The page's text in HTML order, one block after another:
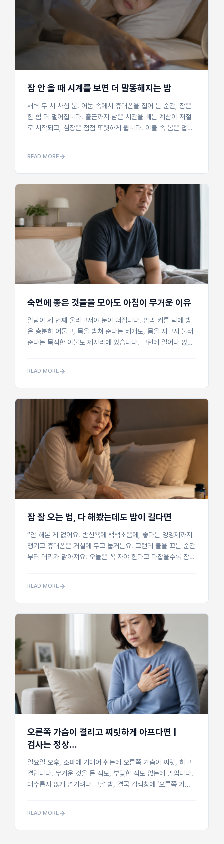
잠 안 올 때 시계를 보면 더 말똥해지는 밤
새벽 두 시 사십 분. 어둠 속에서 휴대폰을 집어 든 순간, 잠은
한 뼘 더 멀어집니다. 출근까지 남은 시간을 빼는 계산이 저절
로 시작되고, 심장은 점점 또렷하게 뜁니다. 이불 속 몸은 덥고
READ MORE
숙면에 좋은 것들을 모아도 아침이 무거운 이유
알람이 세 번째 울리고서야 눈이 떠집니다. 암막 커튼 덕에 방
은 충분히 어둡고, 목을 받쳐 준다는 베개도, 몸을 지그시 눌러
준다는 묵직한 이불도 제자리에 있습니다. 그런데 일어나 앉는
READ MORE
잠 잘 오는 법, 다 해봤는데도 밤이 길다면
“안 해본 게 없어요. 반신욕에 백색소음에, 좋다는 영양제까지
챙기고 휴대폰은 거실에 두고 눕거든요. 그런데 불을 끄는 순간
부터 머리가 맑아져요. 오늘은 꼭 자야 한다고 다잡을수록 잠은
READ MORE
오른쪽 가슴이 결리고 찌릿하게 아프다면 |
검사는 정상…
일요일 오후, 소파에 기대어 쉬는데 오른쪽 가슴이 찌릿, 하고
결립니다. 무거운 것을 든 적도, 부딪힌 적도 없는데 말입니다.
대수롭지 않게 넘기려다 그날 밤, 결국 검색창에 ‘오른쪽 가슴
READ MORE